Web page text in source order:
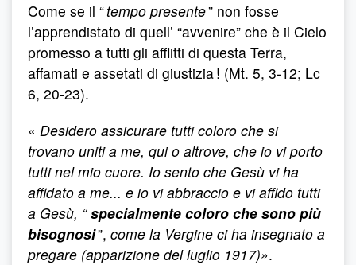
Come se il “tempo presente” non fosse
l’apprendistato di quell’ “avvenire” che è il Cielo
promesso a tutti gli afflitti di questa Terra,
affamati e assetati di giustizia ! (Mt. 5, 3-12; Lc
6, 20-23).
« Desidero assicurare tutti coloro che si
trovano uniti a me, qui o altrove, che io vi porto
tutti nel mio cuore. Io sento che Gesù vi ha
affidato a me... e io vi abbraccio e vi affido tutti
a Gesù, “ specialmente coloro che sono più
bisognosi”, come la Vergine ci ha insegnato a
pregare (apparizione del luglio 1917)».